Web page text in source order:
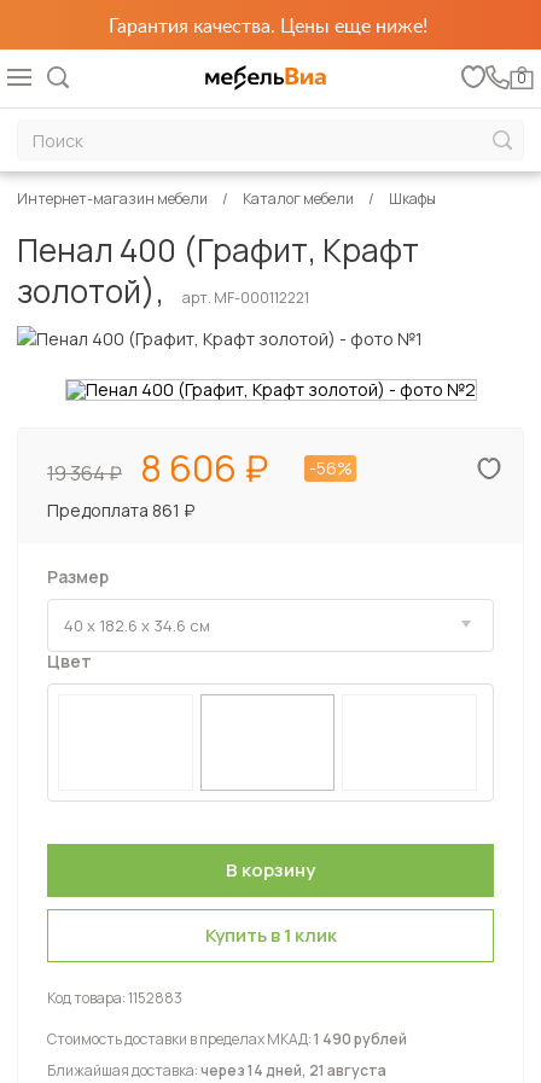
Гарантия качества. Цены еще ниже!
0
Интернет-магазин мебели Каталог мебели Шкафы
Пенал 400 (Графит, Крафт
золотой),
арт. MF-000112221
19 364 8 606
-56%
Предоплата 861 ₽
Размер
Цвет
Купить в 1 клик
Код товара:1152883
Стоимость доставки в пределах МКАД:1 490 рублей
Ближайшая доставка:через 14 дней, 21 августа